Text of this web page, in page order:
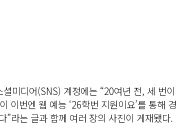
미디어(SNS) 계정에는 “20여년 전, 세 번이
이번엔 웹 예능 ‘26학번 지원이요’를 통해 경
”라는 글과 함께 여러 장의 사진이 게재됐다.